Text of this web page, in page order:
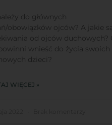
do głównych
obowiązków ojców? A jakie
od ojców duchowych?
wnieść do życia swoich
dzieci?
WIĘCEJ »